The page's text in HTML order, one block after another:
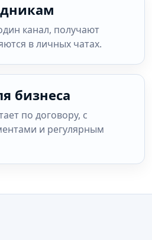
канал, получают
в личных чатах.
бизнеса
по договору, с
и регулярным